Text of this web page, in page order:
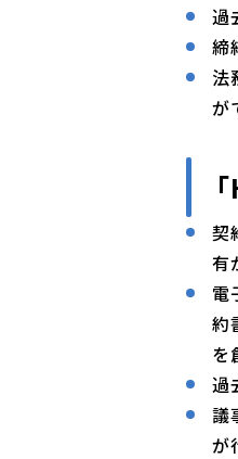
過
締
法
が
契
有
電
約
を
過
議
が